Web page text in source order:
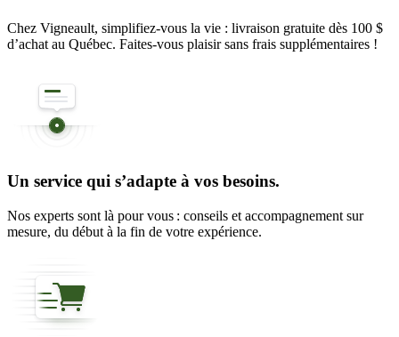
Chez Vigneault, simplifiez-vous la vie : livraison gratuite dès 100 $
d’achat au Québec. Faites-vous plaisir sans frais supplémentaires !
Un service qui s’adapte à vos besoins.
Nos experts sont là pour vous : conseils et accompagnement sur
mesure, du début à la fin de votre expérience.